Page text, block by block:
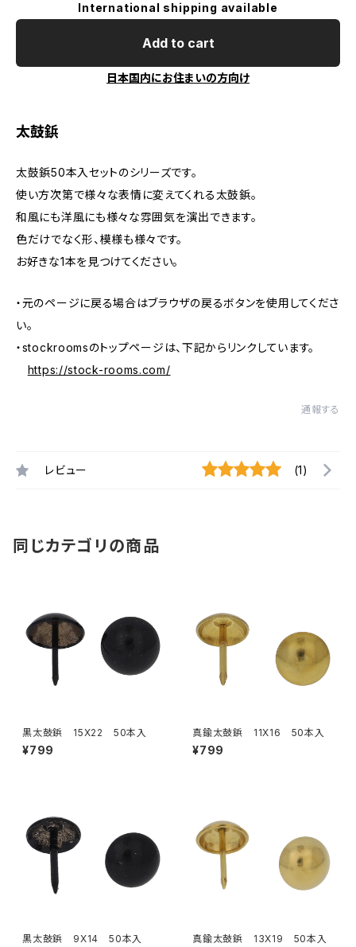
International shipping available
Add to cart
日本国内にお住まいの方向け
太鼓鋲
太鼓鋲50本入セットのシリーズです。
使い方次第で様々な表情に変えてくれる太鼓鋲。
和風にも洋風にも様々な雰囲気を演出できます。
色だけでなく形、模様も様々です。
お好きな1本を見つけてください。
・元のページに戻る場合はブラウザの戻るボタンを使用してくださ
い。
・stockroomsのトップページは、下記からリンクしています。
https://stock-rooms.com/
通報する
レビュー (1)
同じカテゴリの商品
黒太鼓鋲 15X22 50本入
¥799
真鍮太鼓鋲 11X16 50本入
¥799
黒太鼓鋲 9X14 50本入 真鍮太鼓鋲 13X19 50本入